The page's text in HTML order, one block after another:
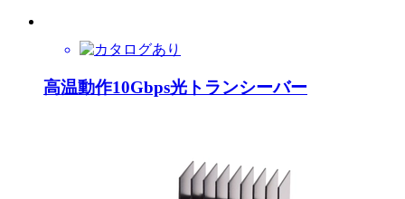
高温動作10Gbps光トランシーバー